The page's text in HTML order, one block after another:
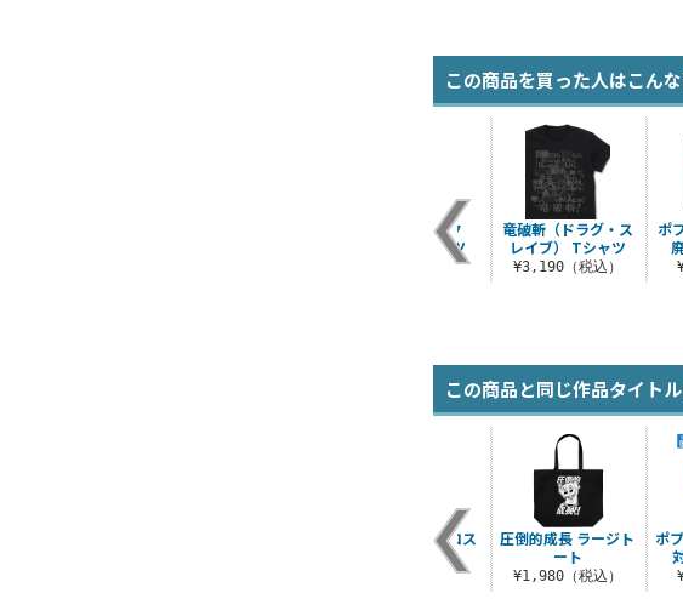
この商品を買った人はこん
ポプテピピック
SUCKS Tシャツ
¥3,190（税込）
竜破斬（ドラグ・ス
レイブ） Tシャツ
¥3,190（税込）
ポ
この商品と同じ作品タイト
ポプテピピックコス
チュームセット
¥9,680（税込）
圧倒的成長 ラージト
ート
¥1,980（税込）
ポ